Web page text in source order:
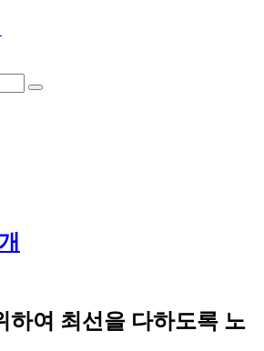
하여 최선을 다하도록 노